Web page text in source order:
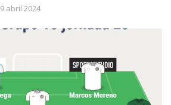
9 abril 2024